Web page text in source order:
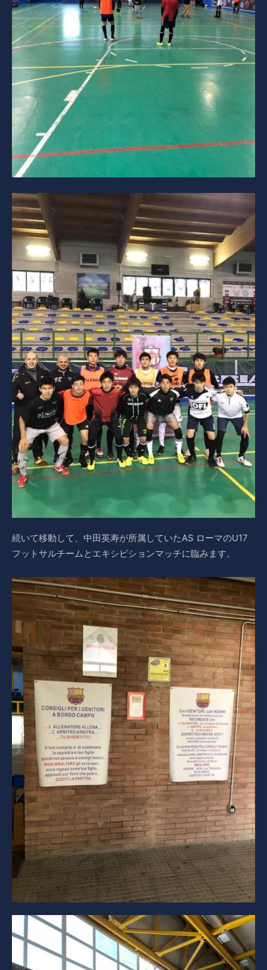
続いて移動して、中田英寿が所属していたAS ローマのU17
フットサルチームとエキシビションマッチに臨みます。